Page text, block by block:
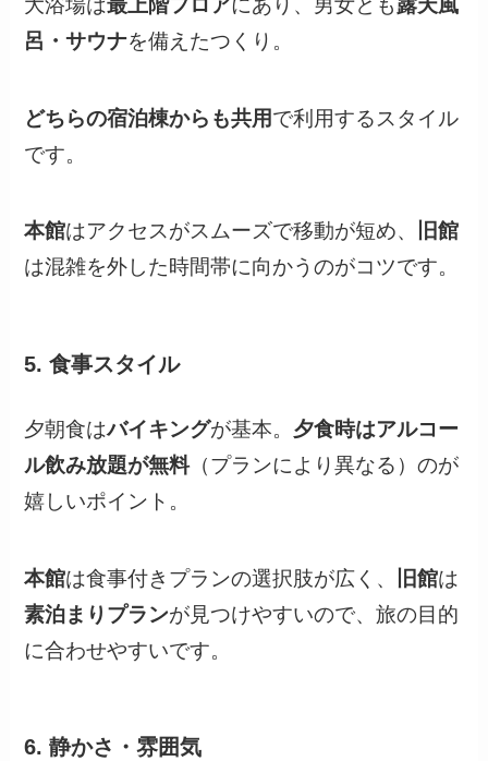
大浴場は最上階フロアにあり、男女とも露天風
呂・サウナを備えたつくり。
どちらの宿泊棟からも共用で利用するスタイル
です。
本館はアクセスがスムーズで移動が短め、
旧館
は混雑を外した時間帯に向かうのがコツです。
5. 食事スタイル
夕朝食はバイキングが基本。 夕食時はアルコー
ル飲み放題が無料（プランにより異なる）のが
嬉しいポイント。
本館は食事付きプランの選択肢が広く、 旧館は
素泊まりプランが見つけやすいので、旅の目的
に合わせやすいです。
6. 静かさ・雰囲気